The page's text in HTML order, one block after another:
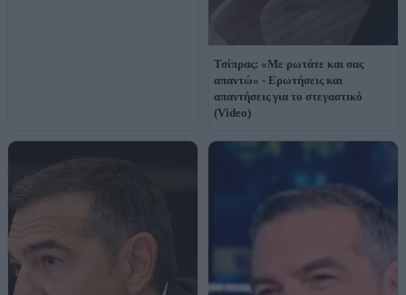
Τσίπρας: «Με ρωτάτε και σας
απαντώ» - Ερωτήσεις και
απαντήσεις για το στεγαστικό
(Video)